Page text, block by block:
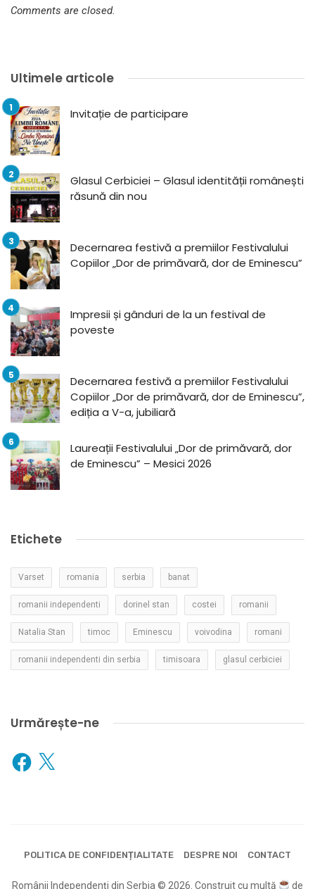
Comments are closed.
Ultimele articole
Invitație de participare
Glasul Cerbiciei – Glasul identității românești
răsună din nou
Decernarea festivă a premiilor Festivalului
Copiilor „Dor de primăvară, dor de Eminescu”
Impresii și gânduri de la un festival de
poveste
Decernarea festivă a premiilor Festivalului
Copiilor „Dor de primăvară, dor de Eminescu”,
ediția a V-a, jubiliară
Laureații Festivalului „Dor de primăvară, dor
de Eminescu” – Mesici 2026
Etichete
Varset romania serbia banat
romanii independenti dorinel stan costei romanii
Natalia Stan timoc Eminescu voivodina romani
romanii independenti din serbia timisoara glasul cerbiciei
Urmărește-ne
Facebook
X
POLITICA DE CONFIDENȚIALITATE DESPRE NOI CONTACT
Românii Independenți din Serbia © 2026. Construit cu multă de